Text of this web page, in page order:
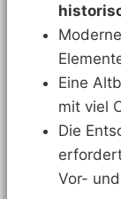
Eine
mit viel
Die
Vor-